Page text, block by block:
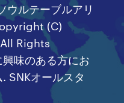
ウルテーブルアリ
(C)
Rights
味のある方にお
SNKオールスタ